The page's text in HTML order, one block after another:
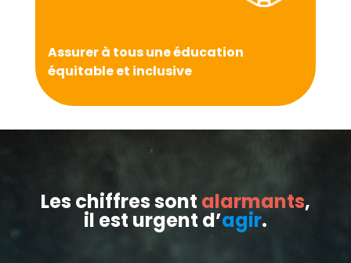
Assurer à tous une éducation
équitable et inclusive
Les chiffres sont alarmants,
il est urgent d’agir.